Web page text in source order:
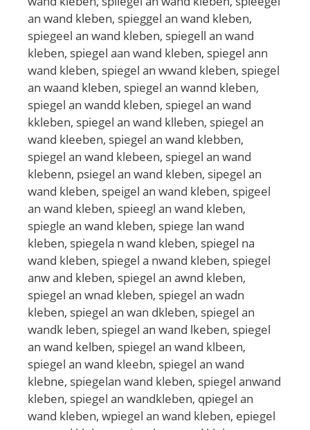
an wand kleben, spieggel an wand kleben,
spiegeel an wand kleben, spiegell an wand
kleben, spiegel aan wand kleben, spiegel ann
wand kleben, spiegel an wwand kleben, spiegel
an waand kleben, spiegel an wannd kleben,
spiegel an wandd kleben, spiegel an wand
kkleben, spiegel an wand klleben, spiegel an
wand kleeben, spiegel an wand klebben,
spiegel an wand klebeen, spiegel an wand
klebenn, psiegel an wand kleben, sipegel an
wand kleben, speigel an wand kleben, spigeel
an wand kleben, spieegl an wand kleben,
spiegle an wand kleben, spiege lan wand
kleben, spiegela n wand kleben, spiegel na
wand kleben, spiegel a nwand kleben, spiegel
anw and kleben, spiegel an awnd kleben,
spiegel an wnad kleben, spiegel an wadn
kleben, spiegel an wan dkleben, spiegel an
wandk leben, spiegel an wand lkeben, spiegel
an wand kelben, spiegel an wand klbeen,
spiegel an wand kleebn, spiegel an wand
klebne, spiegelan wand kleben, spiegel anwand
kleben, spiegel an wandkleben, qpiegel an
wand kleben, wpiegel an wand kleben, epiegel